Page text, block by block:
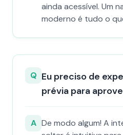
ainda acessível. Um
moderno é tudo o
Q Eu preciso de
prévia para
A De modo algum! A